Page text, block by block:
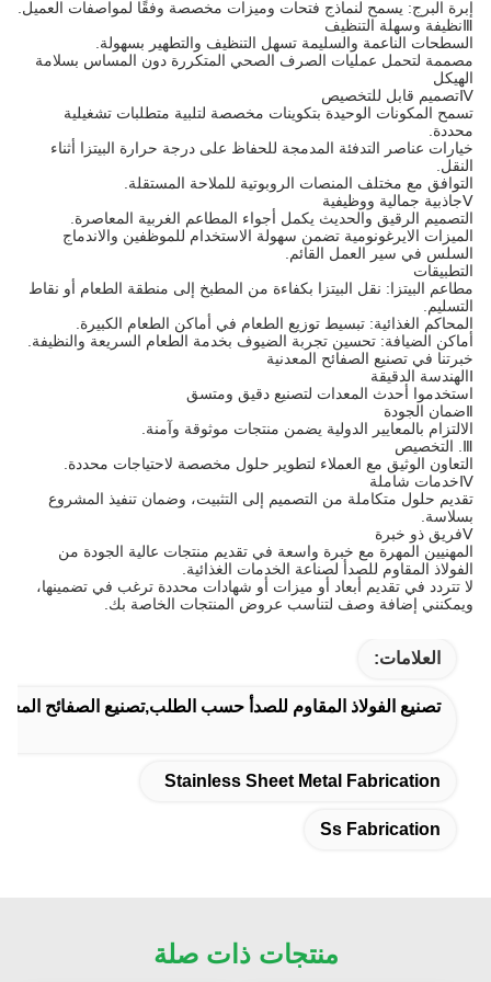
إبرة البرج: يسمح لنماذج فتحات وميزات مخصصة وفقًا لمواصفات العميل.
Ⅲنظيفة وسهلة التنظيف
السطحات الناعمة والسليمة تسهل التنظيف والتطهير بسهولة.
مصممة لتحمل عمليات الصرف الصحي المتكررة دون المساس بسلامة
الهيكل
Ⅳتصميم قابل للتخصيص
تسمح المكونات الوحيدة بتكوينات مخصصة لتلبية متطلبات تشغيلية
محددة.
خيارات عناصر التدفئة المدمجة للحفاظ على درجة حرارة البيتزا أثناء
النقل.
التوافق مع مختلف المنصات الروبوتية للملاحة المستقلة.
Ⅴجاذبية جمالية ووظيفية
التصميم الرقيق والحديث يكمل أجواء المطاعم الغربية المعاصرة.
الميزات الايرغونومية تضمن سهولة الاستخدام للموظفين والاندماج
السلس في سير العمل القائم.
التطبيقات
مطاعم البيتزا: نقل البيتزا بكفاءة من المطبخ إلى منطقة الطعام أو نقاط
التسليم.
المحاكم الغذائية: تبسيط توزيع الطعام في أماكن الطعام الكبيرة.
أماكن الضيافة: تحسين تجربة الضيوف بخدمة الطعام السريعة والنظيفة.
خبرتنا في تصنيع الصفائح المعدنية
Ⅰالهندسة الدقيقة
استخدموا أحدث المعدات لتصنيع دقيق ومتسق
Ⅱضمان الجودة
الالتزام بالمعايير الدولية يضمن منتجات موثوقة وآمنة.
Ⅲ. التخصيص
التعاون الوثيق مع العملاء لتطوير حلول مخصصة لاحتياجات محددة.
Ⅳخدمات شاملة
تقديم حلول متكاملة من التصميم إلى التثبيت، وضمان تنفيذ المشروع
بسلاسة.
Ⅴفريق ذو خبرة
المهنيين المهرة مع خبرة واسعة في تقديم منتجات عالية الجودة من
الفولاذ المقاوم للصدأ لصناعة الخدمات الغذائية.
لا تتردد في تقديم أبعاد أو ميزات أو شهادات محددة ترغب في تضمينها،
ويمكنني إضافة وصف لتناسب عروض المنتجات الخاصة بك.
العلامات:
تصنيع الفولاذ المقاوم للصدأ حسب الطلب,تصنيع الصفائح
Stainless Sheet Metal Fabrication
Ss Fabrication
منتجات ذات صلة